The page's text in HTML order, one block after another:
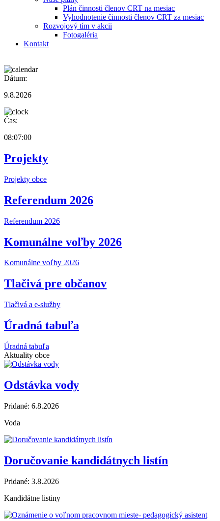
Plán činnosti členov CRT na mesiac
Vyhodnotenie činnosti členov CRT za mesiac
Rozvojový tím v akcii
Fotogaléria
Kontakt
Dátum:
9.8.2026
Čas:
08:07:00
Projekty
Projekty obce
Referendum 2026
Referendum 2026
Komunálne voľby 2026
Komunálne voľby 2026
Tlačivá pre občanov
Tlačivá a e-služby
Úradná tabuľa
Úradná tabuľa
Aktuality obce
Odstávka vody
Pridané: 6.8.2026
Voda
Doručovanie kandidátnych listín
Pridané: 3.8.2026
Kandidátne listiny